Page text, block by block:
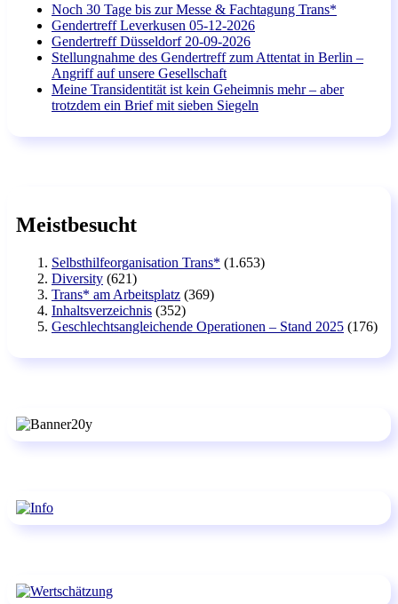
Noch 30 Tage bis zur Messe & Fachtagung Trans*
Gendertreff Leverkusen 05-12-2026
Gendertreff Düsseldorf 20-09-2026
Stellungnahme des Gendertreff zum Attentat in Berlin –
Angriff auf unsere Gesellschaft
Meine Transidentität ist kein Geheimnis mehr – aber
trotzdem ein Brief mit sieben Siegeln
Meistbesucht
Selbsthilfeorganisation Trans* (1.653)
Diversity (621)
Trans* am Arbeitsplatz (369)
Inhaltsverzeichnis (352)
Geschlechtsangleichende Operationen – Stand 2025 (176)